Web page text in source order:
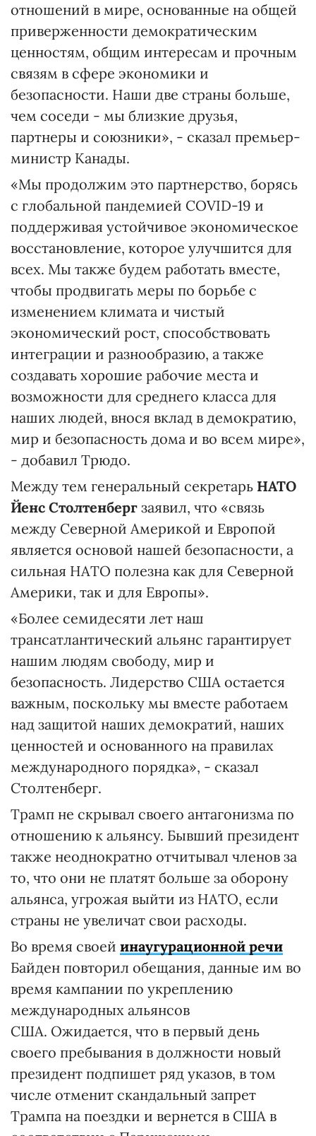
отношений в мире, основанные на общей
приверженности демократическим
ценностям, общим интересам и прочным
связям в сфере экономики и
безопасности. Наши две страны больше,
чем соседи - мы близкие друзья,
партнеры и союзники», - сказал премьер-
министр Канады.
«Мы продолжим это партнерство, борясь
с глобальной пандемией COVID-19 и
поддерживая устойчивое экономическое
восстановление, которое улучшится для
всех. Мы также будем работать вместе,
чтобы продвигать меры по борьбе с
изменением климата и чистый
экономический рост, способствовать
интеграции и разнообразию, а также
создавать хорошие рабочие места и
возможности для среднего класса для
наших людей, внося вклад в демократию,
мир и безопасность дома и во всем мире»,
- добавил Трюдо.
Между тем генеральный секретарь НАТО
Йенс Столтенберг заявил, что «связь
между Северной Америкой и Европой
является основой нашей безопасности, а
сильная НАТО полезна как для Северной
Америки, так и для Европы».
«Более семидесяти лет наш
трансатлантический альянс гарантирует
нашим людям свободу, мир и
безопасность. Лидерство США остается
важным, поскольку мы вместе работаем
над защитой наших демократий, наших
ценностей и основанного на правилах
международного порядка», - сказал
Столтенберг.
Трамп не скрывал своего антагонизма по
отношению к альянсу. Бывший президент
также неоднократно отчитывал членов за
то, что они не платят больше за оборону
альянса, угрожая выйти из НАТО, если
страны не увеличат свои расходы.
Во время своей инаугурационной речи
Байден повторил обещания, данные им во
время кампании по укреплению
международных альянсов
США. Ожидается, что в первый день
своего пребывания в должности новый
президент подпишет ряд указов, в том
числе отменит скандальный запрет
Трампа на поездки и вернется в США в